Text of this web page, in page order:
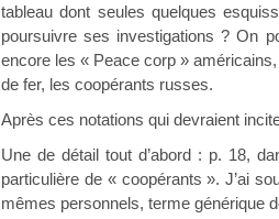
tableau dont seules quelques
poursuivre ses investigations ? On
encore les « Peace corp »
de fer, les coopérants russes.
Après ces notations qui devraient
Une de détail tout d’abord : p. 18,
particulière de « coopérants ». J’ai
mêmes personnels, terme générique